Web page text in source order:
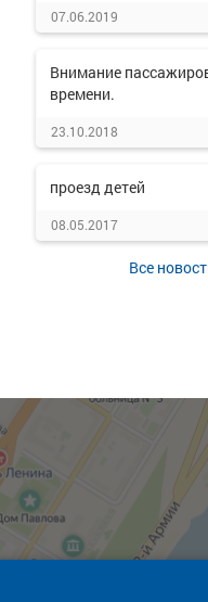
07.06.2019
Внимание
времени.
23.10.2018
проезд детей
08.05.2017
Все